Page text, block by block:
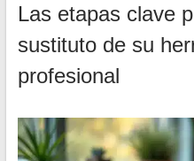
Las etapas clave
sustituto de su
profesional